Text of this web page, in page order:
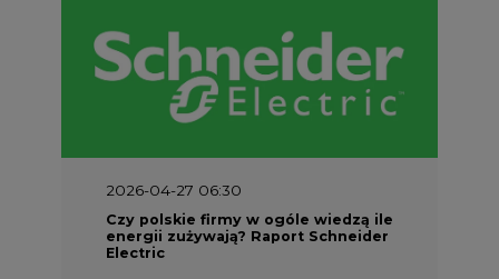
2026-04-27 06:30
Czy polskie firmy w ogóle wiedzą ile
energii zużywają? Raport Schneider
Electric